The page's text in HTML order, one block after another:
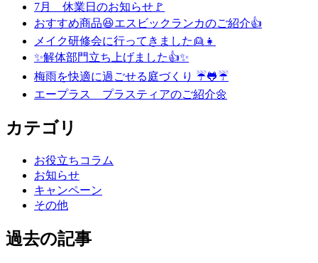
7月 休業日のお知らせ🚩
おすすめ商品😆エスビックランカのご紹介👍
メイク研修会に行ってきました👱👧
✨解体部門立ち上げました👍✨
梅雨を快適に過ごせる庭づくり ☔🐸☔
エープラス プラスティアのご紹介🌼
カテゴリ
お役立ちコラム
お知らせ
キャンペーン
その他
過去の記事